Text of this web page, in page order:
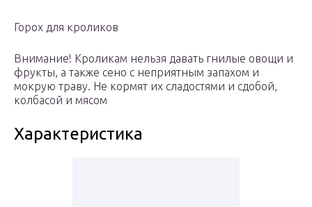
Горох для кроликов
Внимание! Кроликам нельзя давать гнилые овощи и
фрукты, а также сено с неприятным запахом и
мокрую траву. Не кормят их сладостями и сдобой,
колбасой и мясом
Характеристика